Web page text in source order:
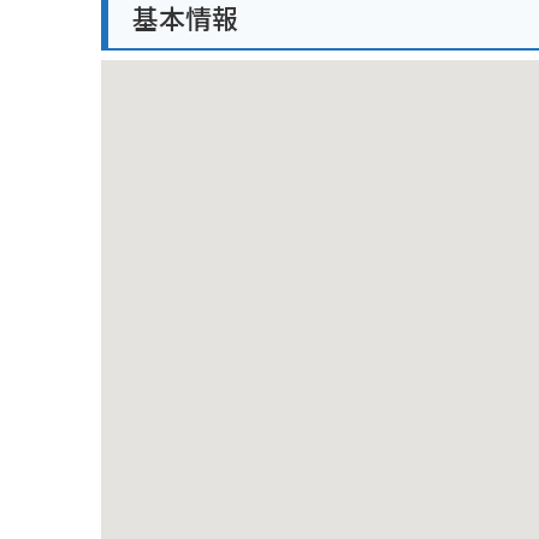
バイクで訪れる際は、富士山スカイラインや朝霧高
基本情報